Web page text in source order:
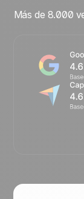
Más de 8.000